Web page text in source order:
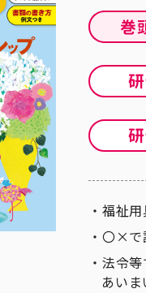
福祉
〇×で
法令
あい